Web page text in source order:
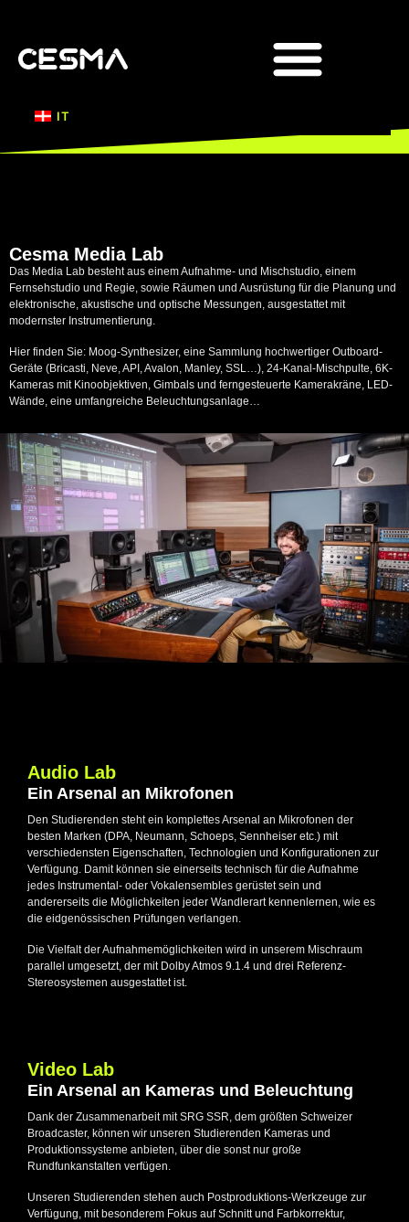
Cesma Media Lab
Das Media Lab besteht aus einem Aufnahme- und Mischstudio, einem
Fernsehstudio und Regie, sowie Räumen und Ausrüstung für die Planung und
elektronische, akustische und optische Messungen, ausgestattet mit
modernster Instrumentierung.
Hier finden Sie: Moog-Synthesizer, eine Sammlung hochwertiger Outboard-
Geräte (Bricasti, Neve, API, Avalon, Manley, SSL…), 24-Kanal-Mischpulte, 6K-
Kameras mit Kinoobjektiven, Gimbals und ferngesteuerte Kamerakräne, LED-
Wände, eine umfangreiche Beleuchtungsanlage…
Audio Lab
Ein Arsenal an Mikrofonen
Den Studierenden steht ein komplettes Arsenal an Mikrofonen der
besten Marken (DPA, Neumann, Schoeps, Sennheiser etc.) mit
verschiedensten Eigenschaften, Technologien und Konfigurationen zur
Verfügung. Damit können sie einerseits technisch für die Aufnahme
jedes Instrumental- oder Vokalensembles gerüstet sein und
andererseits die Möglichkeiten jeder Wandlerart kennenlernen, wie es
die eidgenössischen Prüfungen verlangen.
Die Vielfalt der Aufnahmemöglichkeiten wird in unserem Mischraum
parallel umgesetzt, der mit Dolby Atmos 9.1.4 und drei Referenz-
Stereosystemen ausgestattet ist.
Video Lab
Ein Arsenal an Kameras und Beleuchtung
Dank der Zusammenarbeit mit SRG SSR, dem größten Schweizer
Broadcaster, können wir unseren Studierenden Kameras und
Produktionssysteme anbieten, über die sonst nur große
Rundfunkanstalten verfügen.
Unseren Studierenden stehen auch Postproduktions-Werkzeuge zur
Verfügung, mit besonderem Fokus auf Schnitt und Farbkorrektur,